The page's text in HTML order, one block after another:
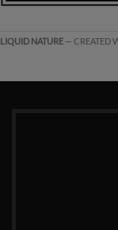
LIQUID NATURE — CREATED